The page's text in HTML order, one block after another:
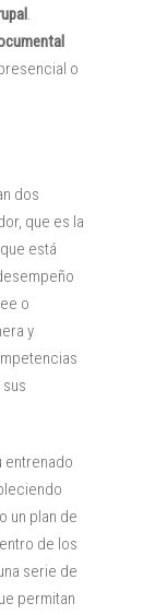
.
o
dos
que es la
está
o
y
entrenado
un plan de
de los
serie de
permitan